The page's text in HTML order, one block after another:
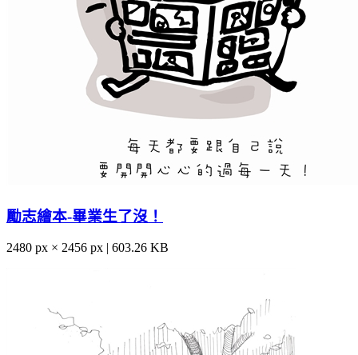
勵志繪本-畢業生了沒！
2480 px × 2456 px | 603.26 KB